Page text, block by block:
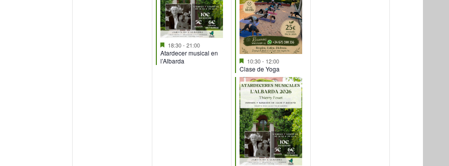
Destacado
18:30- 21:00
Atardecer musical en
l’Albarda
Destacado
10:30- 12:00
Clase de Yoga